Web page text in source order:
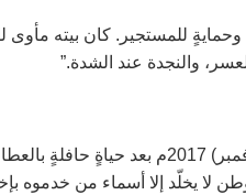
للمستجير. كان بيته مأوى
والنجدة عند الشدة.”
رحل الحاج عبد الكريم مصابر العدوان (أبو مشهور) في 12 تشرين
لا يخلّد إلا أسماء من خدموه